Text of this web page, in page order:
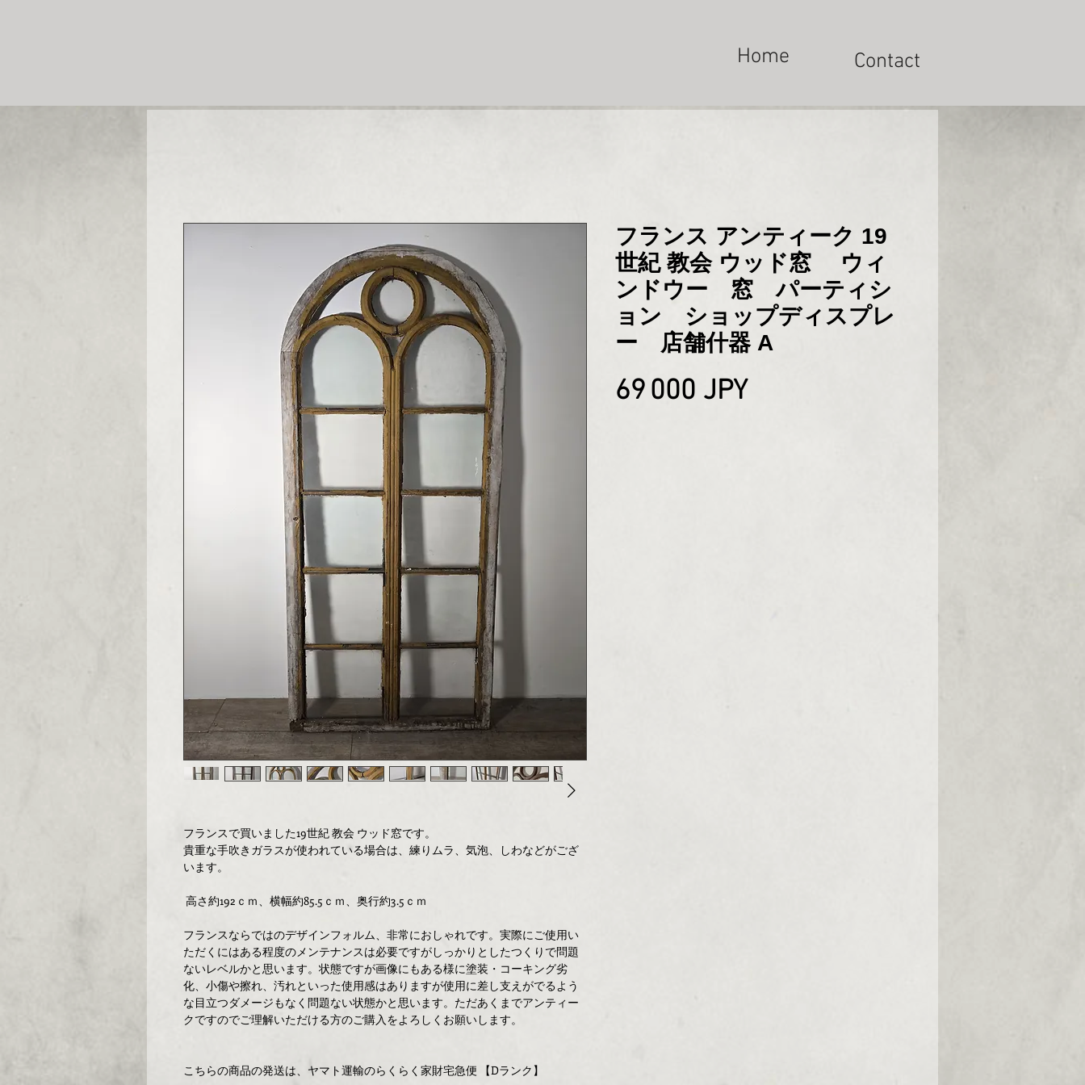
Home Contact
フランスで買いました19世紀 教会 ウッド窓です。
貴重な手吹きガラスが使われている場合は、練りムラ、気泡、しわなどがござ
います。
高さ約192ｃｍ、横幅約85.5ｃｍ、奥行約3.5ｃｍ
フランスならではのデザインフォルム、非常におしゃれです。実際にご使用い
ただくにはある程度のメンテナンスは必要ですがしっかりとしたつくりで問題
ないレベルかと思います。状態ですが画像にもある様に塗装・コーキング劣
化、小傷や擦れ、汚れといった使用感はありますが使用に差し支えがでるよう
な目立つダメージもなく問題ない状態かと思います。ただあくまでアンティー
クですのでご理解いただける方のご購入をよろしくお願いします。
こちらの商品の発送は、ヤマト運輸のらくらく家財宅急便 【Dランク】
フランス アンティーク 19
世紀 教会 ウッド窓 ウィ
ンドウー 窓 パーティシ
ョン ショップディスプレ
ー 店舗什器 A
69 000 JPYPrix